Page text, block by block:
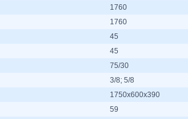
1760
1760
45
45
75/30
3/8; 5/8
1750x600x390
59